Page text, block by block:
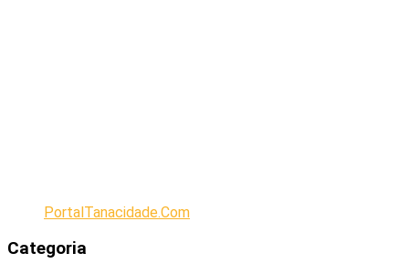
PortalTanacidade.Com
Categoria